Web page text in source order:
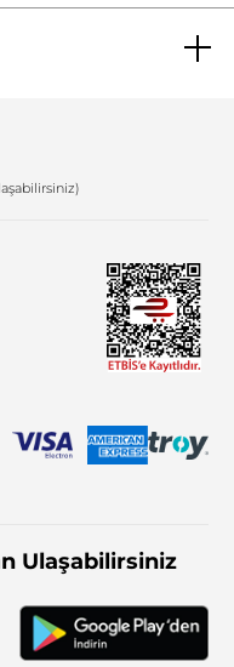
Ulaşabilirsiniz